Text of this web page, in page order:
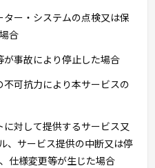
ー・システムの点検又は保
合
事故により停止した場合
可抗力により本サービスの
対して提供するサービス又
、サービス提供の中断又は停
仕様変更等が生じた場合